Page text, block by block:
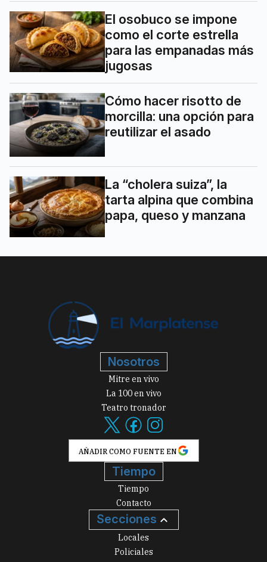
El osobuco se impone
como el corte estrella
para las empanadas más
jugosas
Cómo hacer risotto de
morcilla: una opción para
reutilizar el asado
La “cholera suiza”, la
tarta alpina que combina
papa, queso y manzana
Nosotros
Mitre en vivo
La 100 en vivo
Teatro tronador
AÑADIR COMO FUENTE EN
Tiempo
Tiempo
Contacto
Secciones
Locales
Policiales